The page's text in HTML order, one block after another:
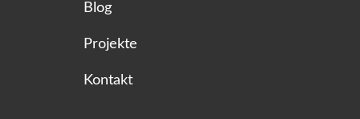
Blog
Projekte
Kontakt